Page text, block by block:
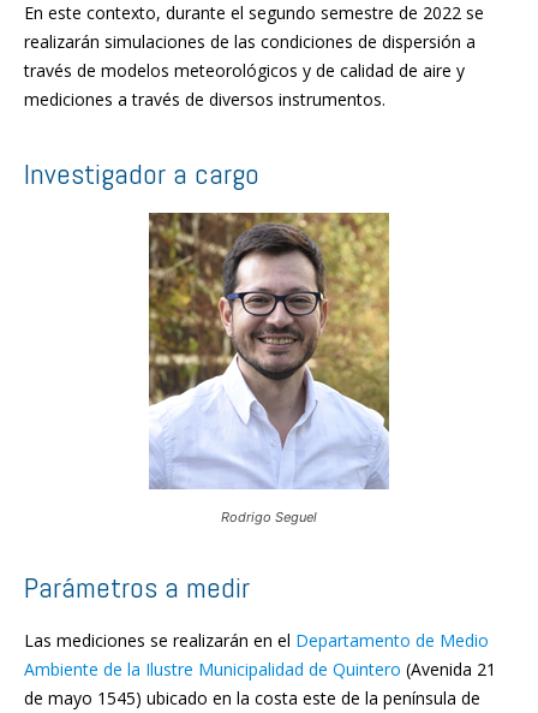
En este contexto, durante el segundo semestre de 2022 se
realizarán simulaciones de las condiciones de dispersión a
través de modelos meteorológicos y de calidad de aire y
mediciones a través de diversos instrumentos.
Investigador a cargo
Rodrigo Seguel
Parámetros a medir
Las mediciones se realizarán en el Departamento de Medio
Ambiente de la Ilustre Municipalidad de Quintero (Avenida 21
de mayo 1545) ubicado en la costa este de la península de